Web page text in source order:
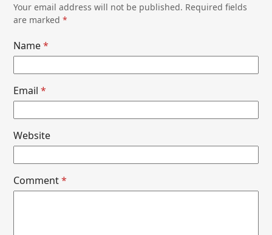
Your email address will not be published. Required fields
are marked*
Name*
Email*
Website
Comment*